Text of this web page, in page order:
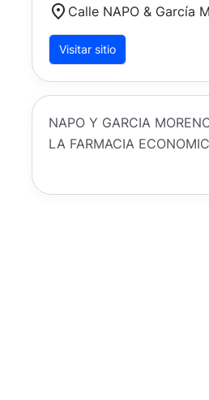
Calle NAPO & García
Visitar sitio
NAPO Y GARCIA
LA FARMACIA